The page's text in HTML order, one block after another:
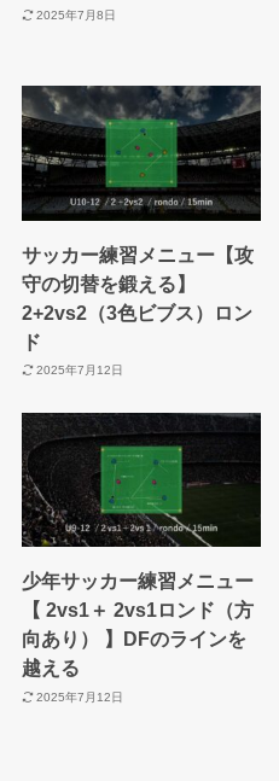
2025年7月8日
サッカー練習メニュー【攻
守の切替を鍛える】
2+2vs2（3色ビブス）ロン
ド
2025年7月12日
少年サッカー練習メニュー
【 2vs1＋ 2vs1ロンド（方
向あり） 】DFのラインを
越える
2025年7月12日